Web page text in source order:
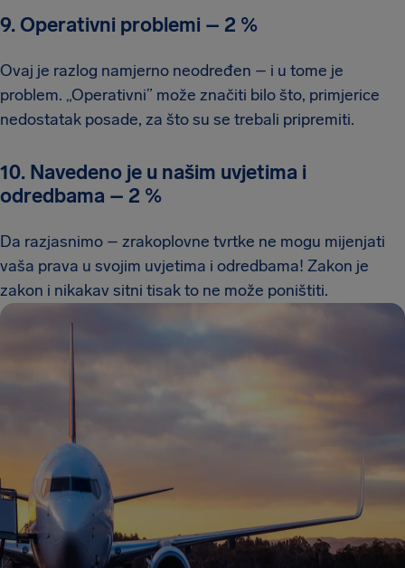
9. Operativni problemi – 2 %
Ovaj je razlog namjerno neodređen – i u tome je
problem. „Operativni” može značiti bilo što, primjerice
nedostatak posade, za što su se trebali pripremiti.
10. Navedeno je u našim uvjetima i
odredbama – 2 %
Da razjasnimo – zrakoplovne tvrtke ne mogu mijenjati
vaša prava u svojim uvjetima i odredbama! Zakon je
zakon i nikakav sitni tisak to ne može poništiti.